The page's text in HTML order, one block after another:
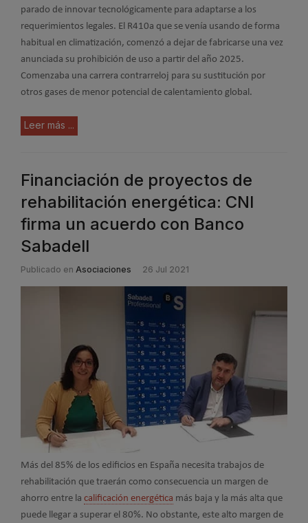
parado de innovar tecnológicamente para adaptarse a los
requerimientos legales. El R410a que se venía usando de forma
habitual en climatización, comenzó a dejar de fabricarse una vez
anunciada su prohibición de uso a partir del año 2025.
Comenzaba una carrera contrarreloj para su sustitución por
otros gases de menor potencial de calentamiento global.
Leer más ...
Financiación de proyectos de
rehabilitación energética: CNI
firma un acuerdo con Banco
Sabadell
Publicado en Asociaciones 26 Jul 2021
Más del 85% de los edificios en España necesita trabajos de
rehabilitación que traerán como consecuencia un margen de
ahorro entre la calificación energética más baja y la más alta que
puede llegar a superar el 80%. No obstante, este alto margen de